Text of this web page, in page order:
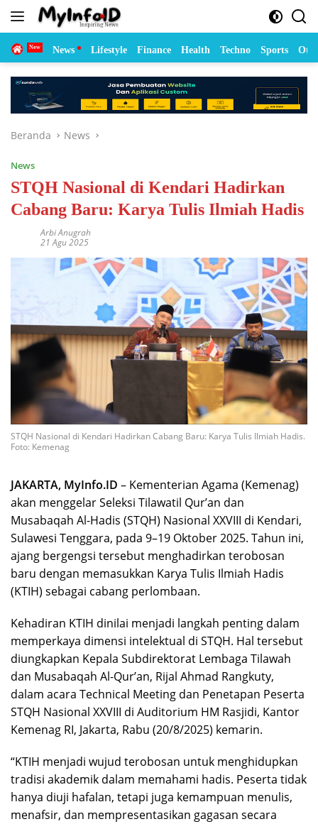
Langsung
Home News Lifestyle Finance Health Techno Sports
Beranda News
News
STQH Nasional di Kendari Hadirkan
Cabang Baru: Karya Tulis Ilmiah Hadis
Arbi Anugrah
21 Agu 2025
STQH Nasional di Kendari Hadirkan Cabang Baru: Karya Tulis Ilmiah Hadis.
Foto: Kemenag
JAKARTA, MyInfo.ID – Kementerian Agama (Kemenag)
akan menggelar Seleksi Tilawatil Qur’an dan
Musabaqah Al-Hadis (STQH) Nasional XXVIII di Kendari,
Sulawesi Tenggara, pada 9–19 Oktober 2025. Tahun ini,
ajang bergengsi tersebut menghadirkan terobosan
baru dengan memasukkan Karya Tulis Ilmiah Hadis
(KTIH) sebagai cabang perlombaan.
Kehadiran KTIH dinilai menjadi langkah penting dalam
memperkaya dimensi intelektual di STQH. Hal tersebut
diungkapkan Kepala Subdirektorat Lembaga Tilawah
dan Musabaqah Al-Qur’an, Rijal Ahmad Rangkuty,
dalam acara Technical Meeting dan Penetapan Peserta
STQH Nasional XXVIII di Auditorium HM Rasjidi, Kantor
Kemenag RI, Jakarta, Rabu (20/8/2025) kemarin.
“KTIH menjadi wujud terobosan untuk menghidupkan
tradisi akademik dalam memahami hadis. Peserta tidak
hanya diuji hafalan, tetapi juga kemampuan menulis,
menafsir, dan mempresentasikan gagasan secara